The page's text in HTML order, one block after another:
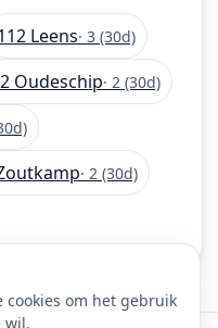
Leens· 3 (30d)
Oudeschip· 2 (30d)
· 2 (30d)
cookies om het gebruik
wil.